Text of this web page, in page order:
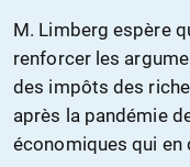
M. Limberg espère
renforcer les
des impôts des
après la pandémie
économiques qui en